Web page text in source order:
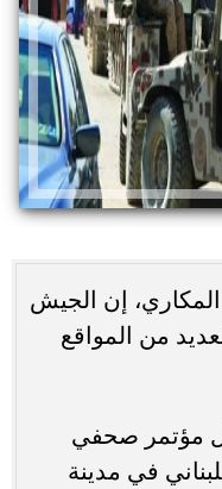
المكاري، إن الجيش
من المواقع
مؤتمر صحفي
في مدينة